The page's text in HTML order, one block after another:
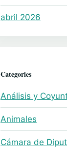
abril 2026
Categories
Análisis y
Animales
Cámara de